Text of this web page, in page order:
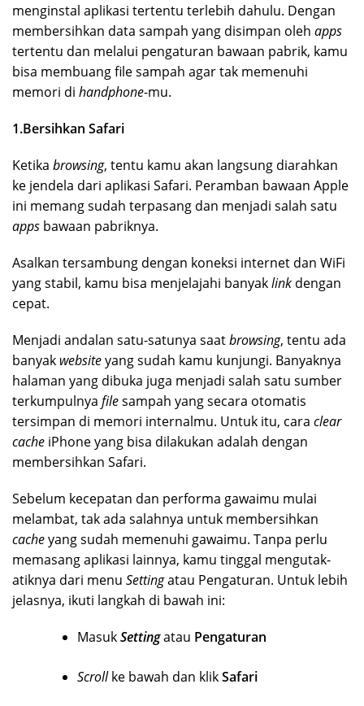
menginstal aplikasi tertentu terlebih dahulu. Dengan
membersihkan data sampah yang disimpan oleh apps
tertentu dan melalui pengaturan bawaan pabrik, kamu
bisa membuang file sampah agar tak memenuhi
memori di handphone-mu.
1.Bersihkan Safari
Ketika browsing, tentu kamu akan langsung diarahkan
ke jendela dari aplikasi Safari. Peramban bawaan Apple
ini memang sudah terpasang dan menjadi salah satu
apps bawaan pabriknya.
Asalkan tersambung dengan koneksi internet dan WiFi
yang stabil, kamu bisa menjelajahi banyaklink dengan
cepat.
Menjadi andalan satu-satunya saatbrowsing, tentu ada
banyak websiteyang sudah kamu kunjungi. Banyaknya
halaman yang dibuka juga menjadi salah satu sumber
terkumpulnya filesampah yang secara otomatis
tersimpan di memori internalmu. Untuk itu, cara clear
cache iPhone yang bisa dilakukan adalah dengan
membersihkan Safari.
Sebelum kecepatan dan performa gawaimu mulai
melambat, tak ada salahnya untuk membersihkan
cacheyang sudah memenuhi gawaimu. Tanpa perlu
memasang aplikasi lainnya, kamu tinggal mengutak-
atiknya dari menu Settingatau Pengaturan. Untuk lebih
jelasnya, ikuti langkah di bawah ini:
MasukSettingatau Pengaturan
Scrollke bawah dan klikSafari